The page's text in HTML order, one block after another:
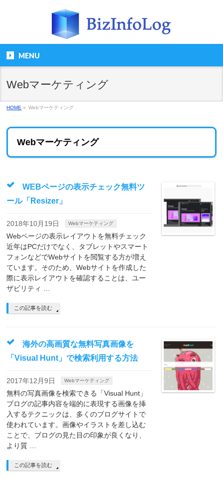
MENU
Webマーケティング
HOME » Webマーケティング
Webマーケティング
WEBページの表示チェック無料ツ
ール「Resizer」
2018年10月19日 Webマーケティング
Webページの表示レイアウトを無料チェック
近年はPCだけでなく、タブレットやスマート
フォンなどでWebサイトを閲覧する方が増え
ています。そのため、Webサイトを作成した
際に表示レイアウトを確認することは、ユー
ザビリティ …
この記事を読む
海外の高画質な無料写真画像を
「Visual Hunt」で検索利用する方法
2017年12月9日 Webマーケティング
無料の写真画像を検索できる「Visual Hunt」
ブログの記事内容を端的に表現する画像を挿
入するテクニックは、多くのブログサイトで
使われています。画像やイラストを差し込む
ことで、ブログの見た目の印象が良くなり、
より質 …
この記事を読む